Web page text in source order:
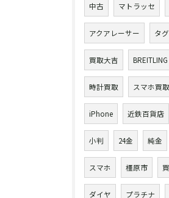
中古 マトラッセ
アクアレーサー タ
買取大吉 BREITLING
時計買取 スマホ買取
iPhone 近鉄百貨店
小判 24金 純金
スマホ 橿原市
ダイヤ プラチナ